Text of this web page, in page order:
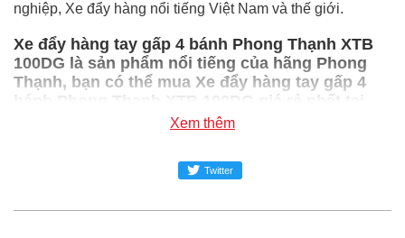
nghiệp, Xe đẩy hàng nổi tiếng Việt Nam và thế giới.
Xe đẩy hàng tay gấp 4 bánh Phong Thạnh XTB
100DG là sản phẩm nổi tiếng của hãng Phong
Thạnh, bạn có thể mua Xe đẩy hàng tay gấp 4
bánh Phong Thạnh XTB 100DG giá rẻ nhất tại
Super-mro chỉ với Liên hệ/Chiếc
100DGrẻ nhất trong ngành công nghiệp MRO
Xem thêm
Twitter